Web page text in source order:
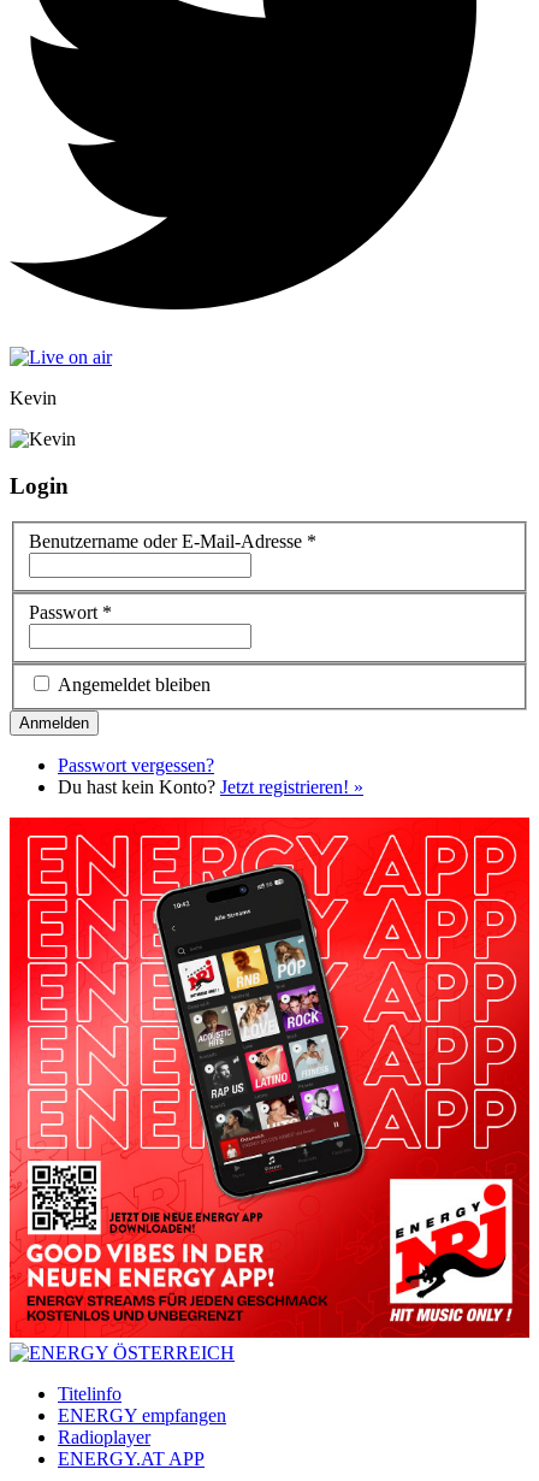
Kevin
Login
Benutzername oder E-Mail-Adresse *
Passwort *
Angemeldet bleiben
Passwort vergessen?
Du hast kein Konto? Jetzt registrieren! »
Titelinfo
ENERGY empfangen
Radioplayer
ENERGY.AT APP